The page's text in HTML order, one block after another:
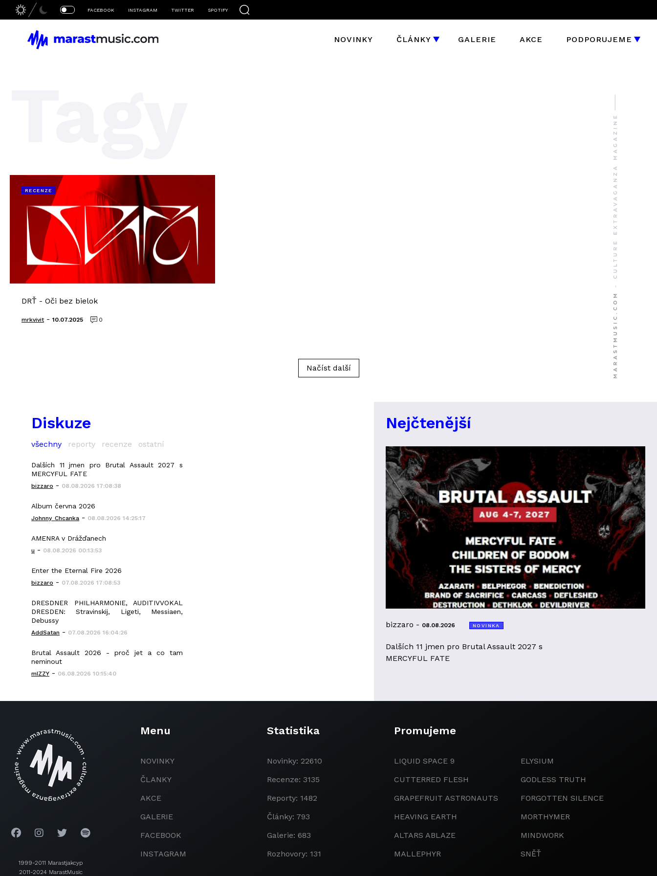
FACEBOOK INSTAGRAM TWITTER SPOTIFY
NOVINKY ČLÁNKY GALERIE AKCE PODPORUJEME
RECENZE
DRŤ - Oči bez bielok
mrkvivit- 10.07.2025 0
Načíst další
Diskuze
všechny reporty recenze ostatní
Dalších 11 jmen pro Brutal Assault 2027 s
MERCYFUL FATE
bizzaro - 08.08.2026 17:08:38
Album června 2026
Johnny_Chcanka - 08.08.2026 14:25:17
AMENRA v Drážďanech
u - 08.08.2026 00:13:53
Enter the Eternal Fire 2026
bizzaro - 07.08.2026 17:08:53
DRESDNER PHILHARMONIE, AUDITIVVOKAL
DRESDEN: Stravinskij, Ligeti, Messiaen,
Debussy
AddSatan - 07.08.2026 16:04:26
Brutal Assault 2026 - proč jet a co tam
neminout
mIZZY - 06.08.2026 10:15:40
Nejčtenější
bizzaro - 08.08.2026 NOVINKA
Dalších 11 jmen pro Brutal Assault 2027 s
MERCYFUL FATE
1999-2011 Marastjakcyp
2011-2024 MarastMusic
Menu
NOVINKY
ČLANKY
AKCE
GALERIE
FACEBOOK
INSTAGRAM
Statistika
Novinky: 22610
Recenze: 3135
Reporty: 1482
Články: 793
Galerie: 683
Rozhovory: 131
Promujeme
LIQUID SPACE 9
CUTTERRED FLESH
GRAPEFRUIT ASTRONAUTS
HEAVING EARTH
ALTARS ABLAZE
MALLEPHYR
ELYSIUM
GODLESS TRUTH
FORGOTTEN SILENCE
MORTHYMER
MINDWORK
SNĚŤ